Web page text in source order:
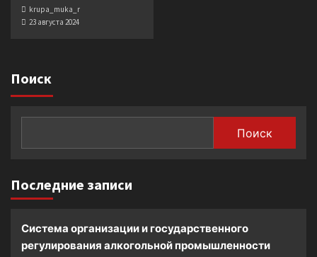
krupa_muka_r
23 августа 2024
Поиск
Поиск
Последние записи
Система организации и государственного
регулирования алкогольной промышленности